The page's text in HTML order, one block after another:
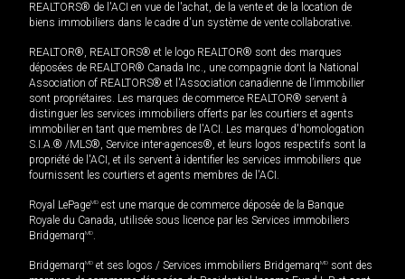
REALTORS® de l'ACI en vue de l'achat, de la vente et de la location de
biens immobiliers dans le cadre d'un système de vente collaborative.
REALTOR®, REALTORS® et le logo REALTOR® sont des marques
déposées de REALTOR® Canada Inc., une compagnie dont la National
Association of REALTORS® et l'Association canadienne de l’immobilier
sont propriétaires. Les marques de commerce REALTOR® servent à
distinguer les services immobiliers offerts par les courtiers et agents
immobilier en tant que membres de l'ACI. Les marques d'homologation
S.I.A.® /MLS®, Service inter-agences®, et leurs logos respectifs sont la
propriété de l'ACI, et ils servent à identifier les services immobiliers que
fournissent les courtiers et agents membres de l'ACI.
Royal LePageMD est une marque de commerce déposée de la Banque
Royale du Canada, utilisée sous licence par les Services immobiliers
BridgemarqMD.
BridgemarqMD et ses logos / Services immobiliers BridgemarqMD sont des